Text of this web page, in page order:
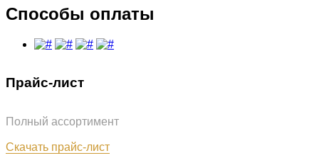
Способы оплаты
Прайс-лист
Полный ассортимент
Скачать прайс-лист